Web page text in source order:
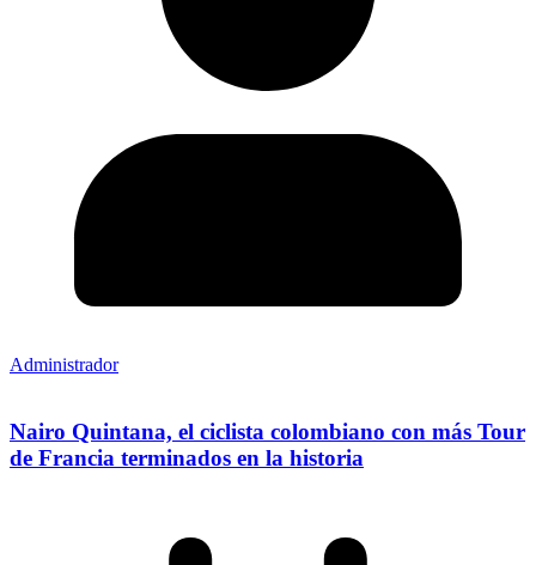
Administrador
Nairo Quintana, el ciclista colombiano con más Tour
de Francia terminados en la historia